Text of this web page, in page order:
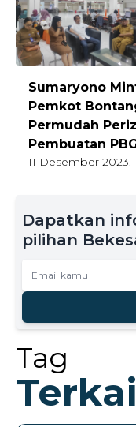
Sumaryono
Pemkot
Permudah
Pembuatan
11 Desember 2023,
Dapatkan
pilihan
Tag